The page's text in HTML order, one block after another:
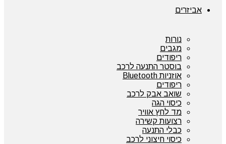
אביזרים
נורות
מגבים
ריפודים
בוסטר התנעה לרכב
אוזניות Bluetooth
ריפודים
שואב אבק לרכב
כיסוי הגה
מד לחץ אוויר
רצועות קשירה
כבלי התנעה
כיסוי חיצוני לרכב